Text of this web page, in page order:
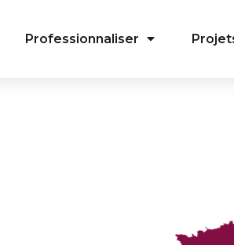
Professionnaliser